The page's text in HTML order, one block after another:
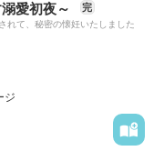
愛初夜～
完
れて、秘密の懐妊いたしました
ジ